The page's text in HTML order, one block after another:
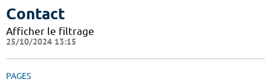
Contact
Afficher le filtrage
25/10/2024 13:15
PAGES